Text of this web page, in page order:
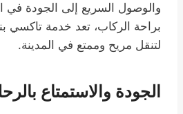
والوصول السريع إلى الجودة في
براحة الركاب، تعد خدمة تاكسي
لتنقل مريح وممتع في المدينة.
الجودة والاستمتاع